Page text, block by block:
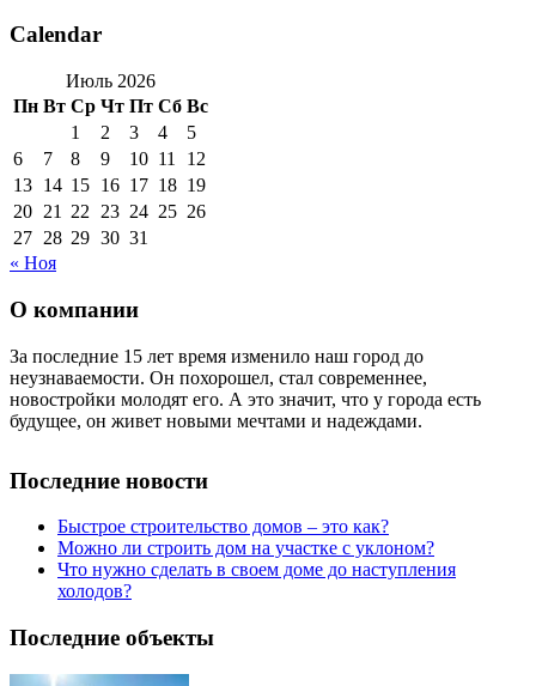
Calendar
Июль 2026
Пн Вт Ср Чт Пт Сб Вс
1
2 3 4
5
6
7 8 9 10 11
12
13 14 15 16 17 18 19
20 21 22 23 24 25 26
27 28 29 30 31
« Ноя
О компании
За последние 15 лет время изменило наш город до
неузнаваемости. Он похорошел, стал современнее,
новостройки молодят его. А это значит, что у города есть
будущее, он живет новыми мечтами и надеждами.
Последние новости
Быстрое строительство домов – это как?
Можно ли строить дом на участке с уклоном?
Что нужно сделать в своем доме до наступления
холодов?
Последние объекты